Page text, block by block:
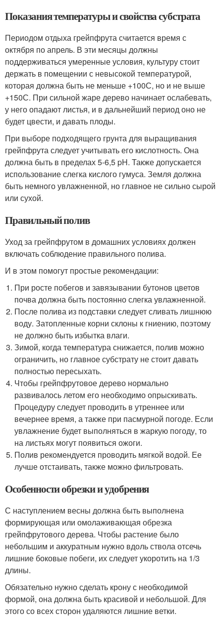
Показания температуры и свойства субстрата
Периодом отдыха грейпфрута считается время с
октября по апрель. В эти месяцы должны
поддерживаться умеренные условия, культуру стоит
держать в помещении с невысокой температурой,
которая должна быть не меньше +100С, но и не выше
+150С. При сильной жаре дерево начинает ослабевать,
у него опадают листья, и в дальнейший период оно не
будет цвести, и давать плоды.
При выборе подходящего грунта для выращивания
грейпфрута следует учитывать его кислотность. Она
должна быть в пределах 5-6,5 pH. Также допускается
использование слегка кислого гумуса. Земля должна
быть немного увлажненной, но главное не сильно сырой
или сухой.
Правильный полив
Уход за грейпфрутом в домашних условиях должен
включать соблюдение правильного полива.
И в этом помогут простые рекомендации:
При росте побегов и завязывании бутонов цветов
почва должна быть постоянно слегка увлажненной.
После полива из подставки следует сливать лишнюю
воду. Затопленные корни склоны к гниению, поэтому
не должно быть избытка влаги.
Зимой, когда температура снижается, полив можно
ограничить, но главное субстрату не стоит давать
полностью пересыхать.
Чтобы грейпфрутовое дерево нормально
развивалось летом его необходимо опрыскивать.
Процедуру следует проводить в утреннее или
вечернее время, а также при пасмурной погоде. Если
увлажнение будет выполняться в жаркую погоду, то
на листьях могут появиться ожоги.
Полив рекомендуется проводить мягкой водой. Ее
лучше отстаивать, также можно фильтровать.
Особенности обрезки и удобрения
С наступлением весны должна быть выполнена
формирующая или омолаживающая обрезка
грейпфрутового дерева. Чтобы растение было
небольшим и аккуратным нужно вдоль ствола отсечь
лишние боковые побеги, их следует укоротить на 1/3
длины.
Обязательно нужно сделать крону с необходимой
формой, она должна быть красивой и небольшой. Для
этого со всех сторон удаляются лишние ветки.